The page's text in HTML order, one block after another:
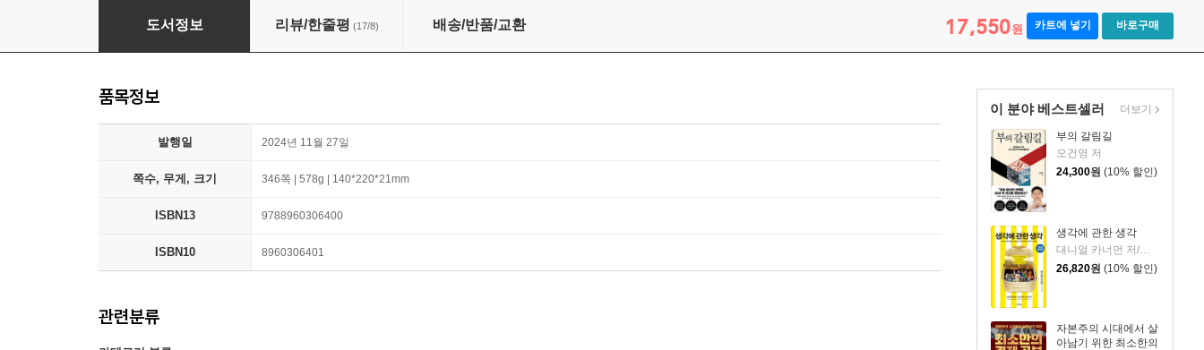
서른 살, 경제 공부
도서정보 리뷰/한줄평 (17/8) 배송/반품/교환 17,550원 카트에 넣기 바로구매
이 분야 베스트셀러
부의 갈림길
오건영 저
24,300원 (10% 할인)
생각에 관한 생각
대니얼 카너먼 저/이창신 역
26,820원 (10% 할인)
자본주의 시대에서 살
아남기 위한 최소한의
더보기
품목정보
발행일 2024년 11월 27일
쪽수, 무게, 크기 346쪽 | 578g | 140*220*21mm
ISBN13 9788960306400
ISBN10 8960306401
관련분류